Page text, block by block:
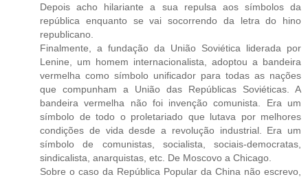
Depois acho hilariante a sua repulsa aos símbolos da
república enquanto se vai socorrendo da letra do hino
republicano.
Finalmente, a fundação da União Soviética liderada por
Lenine, um homem internacionalista, adoptou a bandeira
vermelha como símbolo unificador para todas as nações
que compunham a União das Repúblicas Soviéticas. A
bandeira vermelha não foi invenção comunista. Era um
símbolo de todo o proletariado que lutava por melhores
condições de vida desde a revolução industrial. Era um
símbolo de comunistas, socialista, sociais-democratas,
sindicalista, anarquistas, etc. De Moscovo a Chicago.
Sobre o caso da República Popular da China não escrevo,